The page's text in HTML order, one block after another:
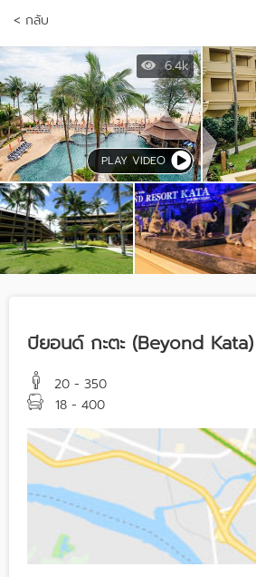
< กลับ
PLAY VIDEO
6.4k
บียอนด์ กะตะ (Beyond Kata)
20 - 350
18 - 400